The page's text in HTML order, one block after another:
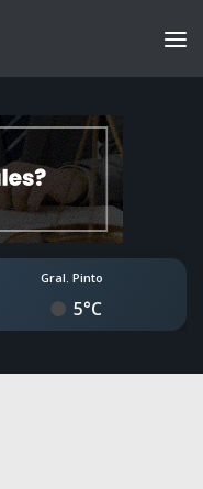
Gral. Pinto
5°C